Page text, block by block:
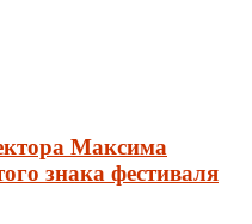
Максима
знака фестиваля